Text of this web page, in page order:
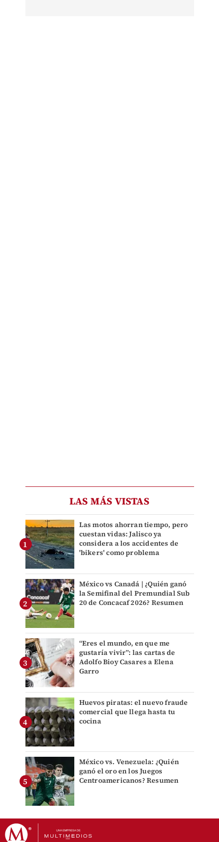
LAS MÁS VISTAS
Las motos ahorran tiempo, pero
cuestan vidas: Jalisco ya
considera a los accidentes de
'bikers' como problema
México vs Canadá | ¿Quién ganó
la Semifinal del Premundial Sub
20 de Concacaf 2026? Resumen
“Eres el mundo, en que me
gustaría vivir”: las cartas de
Adolfo Bioy Casares a Elena
Garro
Huevos piratas: el nuevo fraude
comercial que llega hasta tu
cocina
México vs. Venezuela: ¿Quién
ganó el oro en los Juegos
Centroamericanos? Resumen